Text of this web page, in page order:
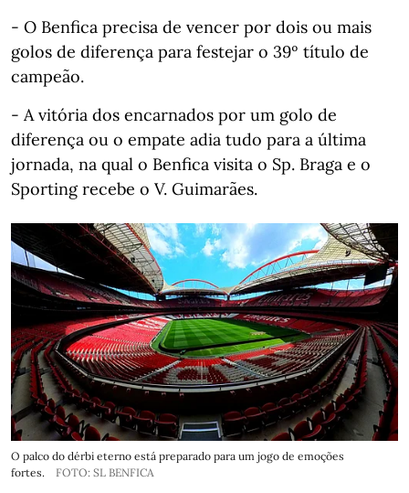
- O Benfica precisa de vencer por dois ou mais
golos de diferença para festejar o 39º título de
campeão.
- A vitória dos encarnados por um golo de
diferença ou o empate adia tudo para a última
jornada, na qual o Benfica visita o Sp. Braga e o
Sporting recebe o V. Guimarães.
O palco do dérbi eterno está preparado para um jogo de emoções
fortes.
FOTO: SL BENFICA